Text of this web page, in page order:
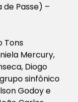
de Passe) –
Tons
Mercury,
Diogo
sinfônico
Godoy e